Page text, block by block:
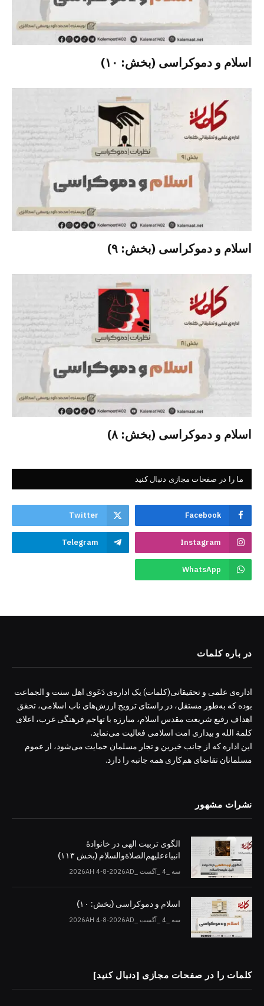
اسلام و دموکراسی (بخش: ۱۰)
اسلام و دموکراسی (بخش: ۹)
اسلام و دموکراسی (بخش: ۸)
ما را در صفحات مجازی دنبال کنید
Facebook
Twitter
Instagram
Telegram
WhatsApp
در باره کلمات
اداره‌ی علمی و تحقیقاتی(کلمات) یک اداره‌ی دَعَوی اهل سنت و الجماعت
بوده که به‌طور مستقل، در راستای ترویج ارزش‌های ناب اسلامی، تحقق
اهداف رفیع شریعت مقدس اسلام، مبارزه با تهاجم فرهنگی غرب، اعلای
کلمة الله و بیداری امت اسلامی فعالیت می‌نماید.
این اداره که از جانب خیرین و تجار مسلمان حمایت می‌شود، از عموم
مسلمانان تقاضای هم‌کاری همه جانبه را دارد.
نشرات مشهور
الگوی تربیت الهی در خانوادۀ
انبیاءعلیهم‌الصلاةو‌السلام (بخش ۱۱۳)
سه _4 _آگست _2026AH 4-8-2026AD
اسلام و دموکراسی (بخش: ۱۰)
سه _4 _آگست _2026AH 4-8-2026AD
کلمات را در صفحات مجازی [دنبال کنید]